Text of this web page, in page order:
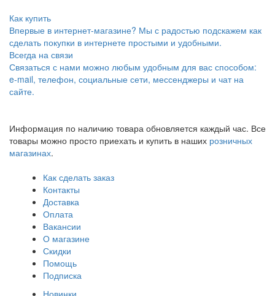
Как купить
Впервые в интернет-магазине? Мы с радостью подскажем как
сделать покупки в интернете простыми и удобными.
Всегда на связи
Связаться с нами можно любым удобным для вас способом:
e-mail, телефон, социальные сети, мессенджеры и чат на
сайте.
Информация по наличию товара обновляется каждый час. Все
товары можно просто приехать и купить в наших розничных
магазинах.
Как сделать заказ
Контакты
Доставка
Оплата
Вакансии
О магазине
Скидки
Помощь
Подписка
Новинки